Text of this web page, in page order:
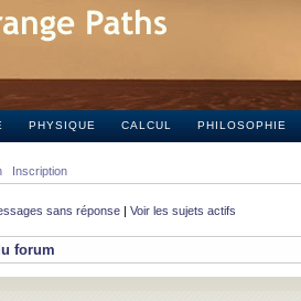
PHYSIQUE CALCUL PHILOSOPHIE
Inscription
sans réponse | Voir les sujets actifs
forum